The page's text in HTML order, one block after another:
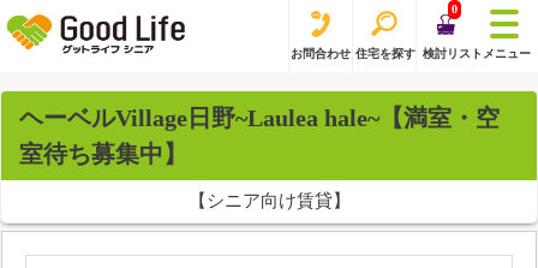
お問合わせ 住宅を探す
0
検討リスト メニュー
ヘーベルVillage日野~Laulea hale~【満室・空
室待ち募集中】
【シニア向け賃貸】